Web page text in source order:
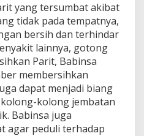
yang tersumbat akibat
tidak pada tempatnya,
bersih dan terhindar
lainnya, gotong
Parit, Babinsa
membersihkan
dapat menjadi biang
kolong jembatan
Babinsa juga
agar peduli terhadap